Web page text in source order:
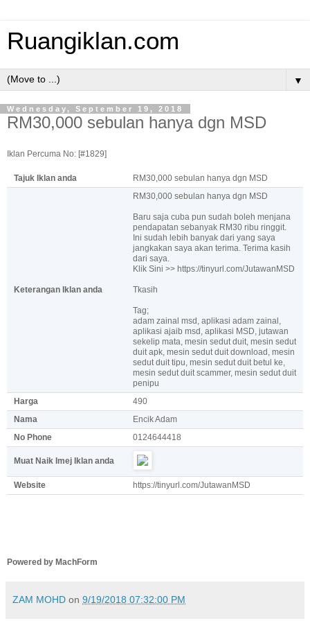
Ruangiklan.com
▼
Wednesday, September 19, 2018
RM30,000 sebulan hanya dgn MSD
Iklan Percuma No: [#1829]
Tajuk Iklan anda RM30,000 sebulan hanya dgn MSD
Keterangan Iklan anda
RM30,000 sebulan hanya dgn MSD
Baru saja cuba pun sudah boleh menjana
pendapatan sebanyak RM30 ribu ringgit.
Ini sudah lebih banyak dari yang saya
jangkakan saya akan terima. Terima kasih
dari saya.
Klik Sini >> https://tinyurl.com/JutawanMSD
Tkasih
Tag;
adam zainal msd, aplikasi adam zainal,
aplikasi ajaib msd, aplikasi MSD, jutawan
sekelip mata, mesin sedut duit, mesin sedut
duit apk, mesin sedut duit download, mesin
sedut duit tipu, mesin sedut duit betul ke,
mesin sedut duit scammer, mesin sedut duit
penipu
Harga
490
Nama
Encik Adam
No Phone
0124644418
Muat Naik Imej Iklan anda
Website https://tinyurl.com/JutawanMSD
Powered by MachForm
ZAM MOHD on 9/19/2018 07:32:00 PM